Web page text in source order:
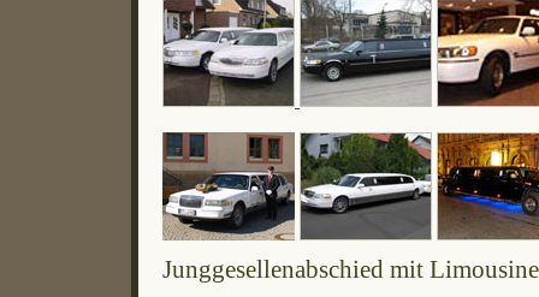
Junggesellenabschied mit Limousine